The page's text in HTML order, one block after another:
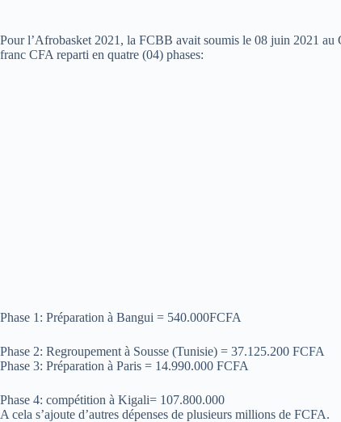
Pour l’Afrobasket 2021, la FCBB avait soumis le 08 juin 2021
franc CFA reparti en quatre (04) phases:
Phase 1: Préparation à Bangui = 540.000FCFA
Phase 2: Regroupement à Sousse (Tunisie) = 37.125.200 FCFA
Phase 3: Préparation à Paris = 14.990.000 FCFA
Phase 4: compétition à Kigali= 107.800.000
A cela s’ajoute d’autres dépenses de plusieurs millions de FCFA.